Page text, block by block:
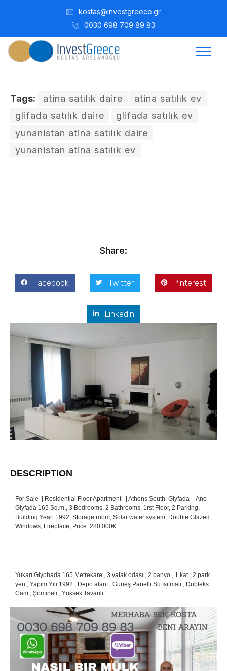
kostas@investgreece.gr
0030 698 709 89 83
Tags: atina satılık daire
atina satılık ev
glifada satılık daire
glifada satılık ev
yunanistan atina satılık daire
yunanistan atina satılık ev
Share:
Facebook Twitter Pinterest
LinkedIn
DESCRIPTION
For Sale || Residential Floor Apartment || Athens South: Glyfada – Ano
Glyfada 165 Sq.m., 3 Bedrooms, 2 Bathrooms, 1rst Floor, 2 Parking,
Building Year: 1992, Storage room, Solar water system, Double Glazed
Windows, Fireplace, Price: 280.000€
Yukarı Glyphada 165 Metrekare , 3 yatak odası , 2 banyo , 1.kat , 2 park
yeri , Yapım Yılı 1992 , Depo alanı , Güneş Panelli Su Isıtmalı , Dubleks
Cam , Şömineli , Yüksek Tavanlı